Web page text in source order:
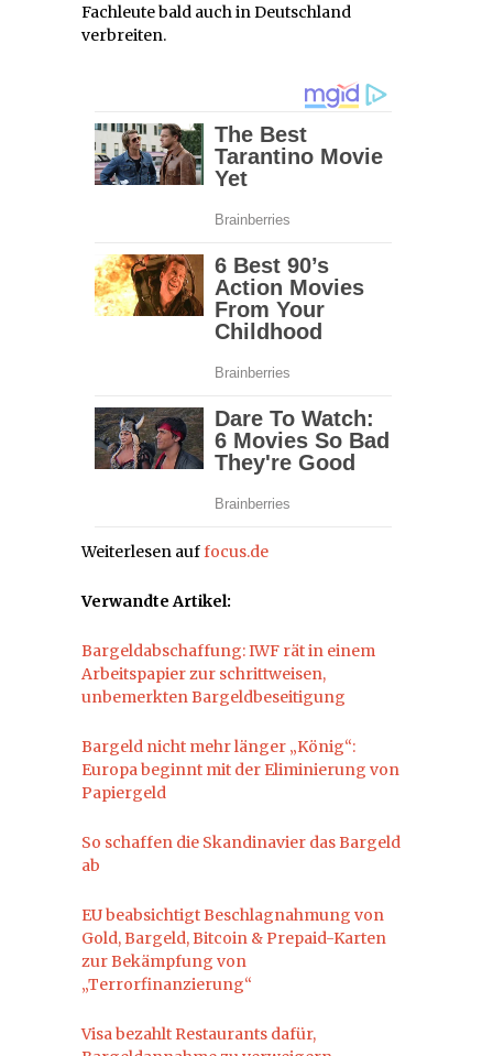
Fachleute bald auch in Deutschland
verbreiten.
Weiterlesen auffocus.de
Verwandte Artikel:
Bargeldabschaffung: IWF rät in einem
Arbeitspapier zur schrittweisen,
unbemerkten Bargeldbeseitigung
Bargeld nicht mehr länger „König“:
Europa beginnt mit der Eliminierung von
Papiergeld
So schaffen die Skandinavier das Bargeld
ab
EU beabsichtigt Beschlagnahmung von
Gold, Bargeld, Bitcoin & Prepaid-Karten
zur Bekämpfung von
„Terrorfinanzierung“
Visa bezahlt Restaurants dafür,